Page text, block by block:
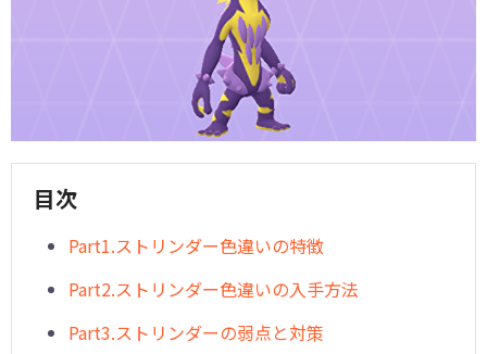
目次
Part1.ストリンダー色違いの特徴
Part2.ストリンダー色違いの入手方法
Part3.ストリンダーの弱点と対策